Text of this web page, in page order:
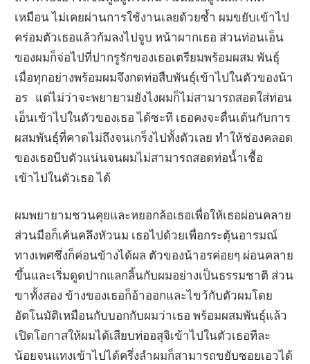
เหมือน ไม่เคยผ่านการใช้งานเลยด้วยซ้ำ ผมขยับเข้าไป
คร่อมตัวเธอแล้วก้มลงไปจูบ หน้าผากเธอ ส่วนท่อนเอ็น
ของผมก็จ่อไปที่ปากรูรักของเธอเตรียมพร้อมผสม พันธุ์
เมื่อทุกอย่างพร้อมผมจึงกดท่อสืบพันธุ์เข้าไปในตัวของน้า
อร แต่ไม่ว่าจะพยายามยังไงผมก็ไม่สามารถสอดใส่ท่อน
เอ็นเข้าไปในตัวของเธอ ได้ซะที เธอคงจะตื่นเต้นกับการ
ผสมพันธุ์ที่คาดไม่ถึงจนเกร็งไปทั้งตัวเลย ทำให้ช่องคลอด
ของเธอบีบตัวแน่นจนผมไม่สามารถสอดท่อน้ำเชื้อ
เข้าไปในตัวเธอ ได้
ผมพยายามชวนคุยและหยอกล้อเธอเพื่อให้เธอผ่อนคลาย
ส่วนมือก็เค้นคลึงหัวนม เธอไปด้วยเพื่อกระตุ้นอารมณ์
ทางเพศซึ่งก็ค่อนข้างได้ผล ตัวของน้าอรค่อยๆ ผ่อนคลาย
ขึ้นและเริ่มดูดปากแลกลิ้นกับผมอย่างเป็นธรรมชาติ ส่วน
ขาทั้งสอง ข้างของเธอก็อ้าออกและไขว้กับตัวผมโดย
อัตโนมัติเหมือนกับบอกกับผมว่าเธอ พร้อมผสมพันธุ์แล้ว
เปิดโอกาสให้ผมได้เสียบท่ออสุจิเข้าไปในตัวเธอทีละ
น้อยจนแทงเข้าไปได้ครึ่งลำผมก็สามารถขยับซอยเอวได้